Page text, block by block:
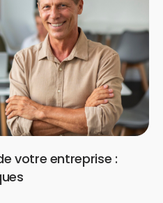
votre entreprise :